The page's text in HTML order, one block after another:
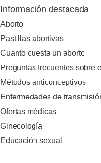
Información destacada
Aborto
Pastillas abortivas
Cuanto cuesta un aborto
Preguntas frecuentes sobre
Métodos anticonceptivos
Enfermedades de
Ofertas médicas
Ginecología
Educación sexual